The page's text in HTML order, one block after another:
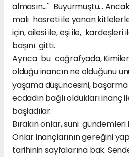
almasın...'' Buyurmuştu...
malı hasreti ile yanan
için, ailesi ile, eşi ile, kardeşleri
başını gitti.
Ayrıca bu coğrafyada, Kimileri
olduğu inancın ne olduğunu
yaşama düşüncesini,
ecdadın bağlı oldukları
başladılar.
Bırakın onlar, suni
Onlar inançlarının gereğini
tarihinin sayfalarına bak.